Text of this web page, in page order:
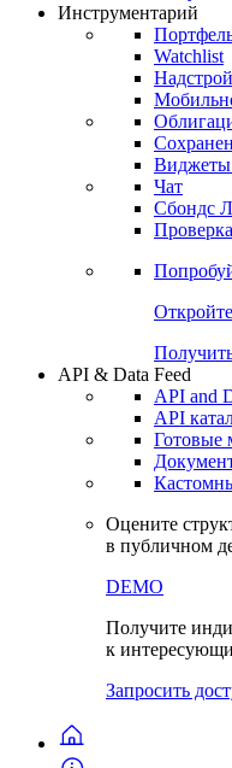
Получить
Инструментарий
Watchlist
Виджеты
Чат
Сбондс
Получить
API & Data Feed
API and
API
Оцените
в публичном
DEMO
Получите